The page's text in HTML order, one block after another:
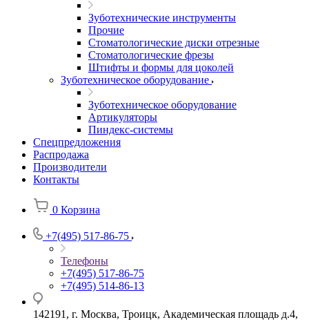
Зуботехнические инструменты
Прочие
Стоматологические диски отрезные
Стоматологические фрезы
Штифты и формы для цоколей
Зуботехническое оборудование
Зуботехническое оборудование
Артикуляторы
Пиндекс-системы
Спецпредложения
Распродажа
Производители
Контакты
0 Корзина
+7(495) 517-86-75
Телефоны
+7(495) 517-86-75
+7(495) 514-86-13
142191, г. Москва, Троицк, Академическая площадь д.4,